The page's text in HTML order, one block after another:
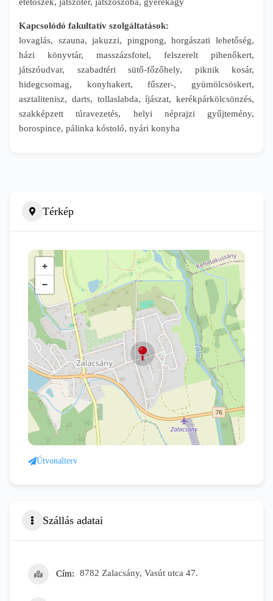
Kapcsolódó fakultatív szolgáltatások:
lovaglás, szauna, jakuzzi, pingpong, horgászati lehetőség,
házi könyvtár, masszázsfotel, felszerelt pihenőkert,
játszóudvar, szabadtéri sütő-főzőhely, piknik kosár,
hidegcsomag, konyhakert, fűszer-, gyümölcsöskert,
asztalitenisz, darts, tollaslabda, íjászat, kerékpárkölcsönzés,
szakképzett túravezetés, helyi néprajzi gyűjtemény,
borospince, pálinka kóstoló, nyári konyha
Térkép
+
−
Útvonalterv
Szállás adatai
Cím 8782 Zalacsány, Vasút utca 47.